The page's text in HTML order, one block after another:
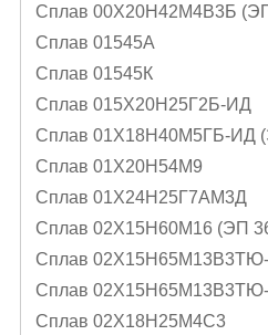
Сплав 00Х20Н42М4В3Б
Сплав 01545А
Сплав 01545К
Сплав 015Х20Н25Г2Б-ИД
Сплав 01Х18Н40М5ГБ-ИД
Сплав 01Х20Н54М9
Сплав 01Х24Н25Г7АМ3Д
Сплав 02Х15Н60М16 (ЭП
Сплав
Сплав
Сплав 02Х18Н25М4С3